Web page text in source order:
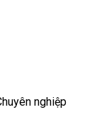
nghiệp